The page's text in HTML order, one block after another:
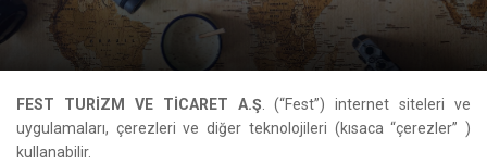
FEST TURİZM VE TİCARET A.Ş . (“Fest”) internet siteleri ve
uygulamaları, çerezleri ve diğer teknolojileri (kısaca “çerezler” )
kullanabilir.